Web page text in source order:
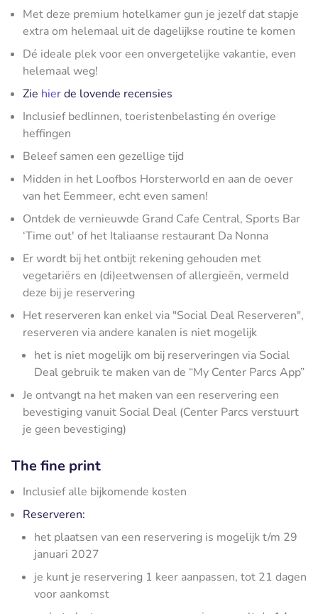
Met deze premium hotelkamer gun je jezelf dat stapje
extra om helemaal uit de dagelijkse routine te komen
Dé ideale plek voor een onvergetelijke vakantie, even
helemaal weg!
Zie hierde lovende recensies
Inclusief bedlinnen, toeristenbelasting én overige
heffingen
Beleef samen een gezellige tijd
Midden in het Loofbos Horsterworld en aan de oever
van het Eemmeer, echt even samen!
Ontdek de vernieuwde Grand Cafe Central, Sports Bar
‘Time out' of het Italiaanse restaurant Da Nonna
Er wordt bij het ontbijt rekening gehouden met
vegetariërs en (di)eetwensen of allergieën, vermeld
deze bij je reservering
Het reserveren kan enkel via "Social Deal Reserveren",
reserveren via andere kanalen is niet mogelijk
het is niet mogelijk om bij reserveringen via Social
Deal gebruik te maken van de “My Center Parcs App”
Je ontvangt na het maken van een reservering een
bevestiging vanuit Social Deal (Center Parcs verstuurt
je geen bevestiging)
The fine print
Inclusief alle bijkomende kosten
Reserveren:
het plaatsen van een reservering is mogelijk t/m 29
januari 2027
je kunt je reservering 1 keer aanpassen, tot 21 dagen
voor aankomst